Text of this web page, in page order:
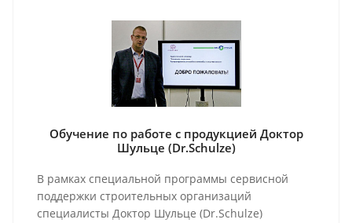
Обучение по работе с продукцией Доктор
Шульце (Dr.Schulze)
В рамках специальной программы сервисной
поддержки строительных организаций
специалисты Доктор Шульце (Dr.Schulze)